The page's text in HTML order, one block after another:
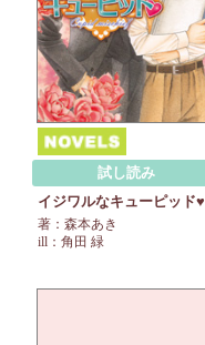
試し読み
イジワルなキューピッド♥
著：森本あき
ill：角田 緑